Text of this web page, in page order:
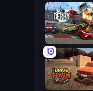
Demolition
DriveTown